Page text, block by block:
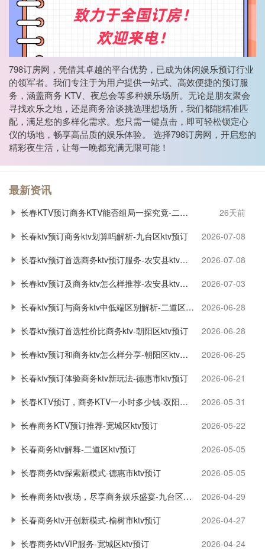
798订房网，凭借其卓越的平台优势，已成为休闲娱乐预订行业
的领军者。我们专注于为用户提供一站式、高效便捷的预订服
务，涵盖商务 KTV、夜总会等多种娱乐场所。无论是朋友聚会
寻找欢乐之地，还是商务洽谈挑选理想场所，我们都能精准匹
配，满足您的多样化需求。您只需一键点击，即可轻松锁定心
仪的场地，畅享高品质的娱乐体验。 选择798订房网，开启您的
精彩夜生活，让每一晚都充满无限可能！
最新资讯
长春KTV预订商务KTV能否组局一探究竟-二道区ktv预订
26天前
长春ktv预订商务ktv划算吗解析-九台区ktv预订
2026-07-08
长春ktv预订首选商务ktv预订服务-农安县ktv预订
2026-07-08
长春ktv预订及商务ktv怎么样推荐-农安县ktv预订
2026-07-03
长春ktv预订与商务ktv中低端区别解析-二道区ktv预订
2026-06-28
长春ktv预订首选性价比商务ktv-朝阳区ktv预订
2026-06-28
长春ktv预订和商务ktv怎么样分享-朝阳区ktv预订
2026-06-25
长春ktv预订体验商务ktv新玩法-德惠市ktv预订
2026-06-21
长春KTV预订，商务KTV一小时多少钱-双阳区ktv预订
2026-05-31
长春商务KTV预订推荐-宽城区ktv预订
2026-05-22
长春商务ktv解释-二道区ktv预订
2026-05-05
长春商务ktv探索新模式-德惠市ktv预订
2026-05-05
长春商务ktv夜场，尽享商务娱乐盛宴-九台区ktv预订
2026-04-29
长春商务ktv开创新模式-榆树市ktv预订
2026-04-27
长春商务ktvVIP服务-宽城区ktv预订
2026-04-24